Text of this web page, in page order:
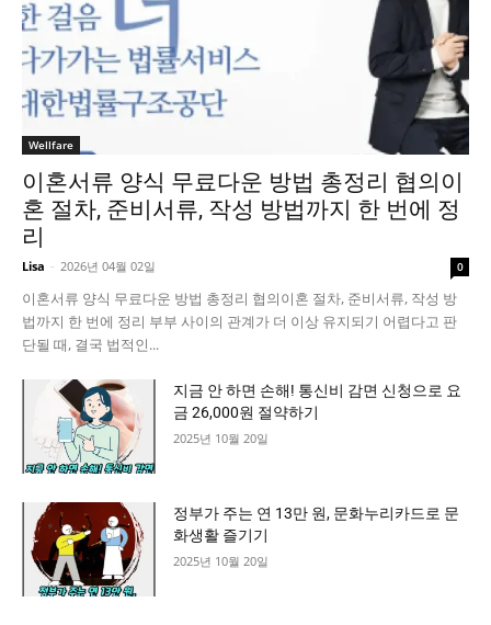
Wellfare
이혼서류 양식 무료다운 방법 총정리 협의이
혼 절차, 준비서류, 작성 방법까지 한 번에 정
리
Lisa - 2026년 04월 02일 0
이혼서류 양식 무료다운 방법 총정리 협의이혼 절차, 준비서류, 작성 방
법까지 한 번에 정리 부부 사이의 관계가 더 이상 유지되기 어렵다고 판
단될 때, 결국 법적인...
지금 안 하면 손해! 통신비 감면 신청으로 요
금 26,000원 절약하기
2025년 10월 20일
정부가 주는 연 13만 원, 문화누리카드로 문
화생활 즐기기
2025년 10월 20일